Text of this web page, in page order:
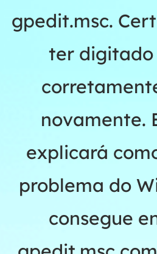
gpedit.msc.
ter digitado
novamente.
explicará
problema do
consegue